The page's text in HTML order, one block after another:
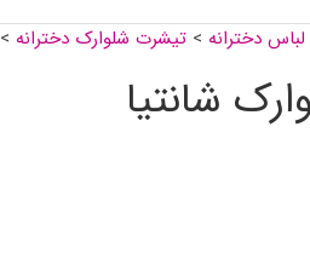
لباس دخترانه> تیشرت شلوارک دخترانه>
شانتیا